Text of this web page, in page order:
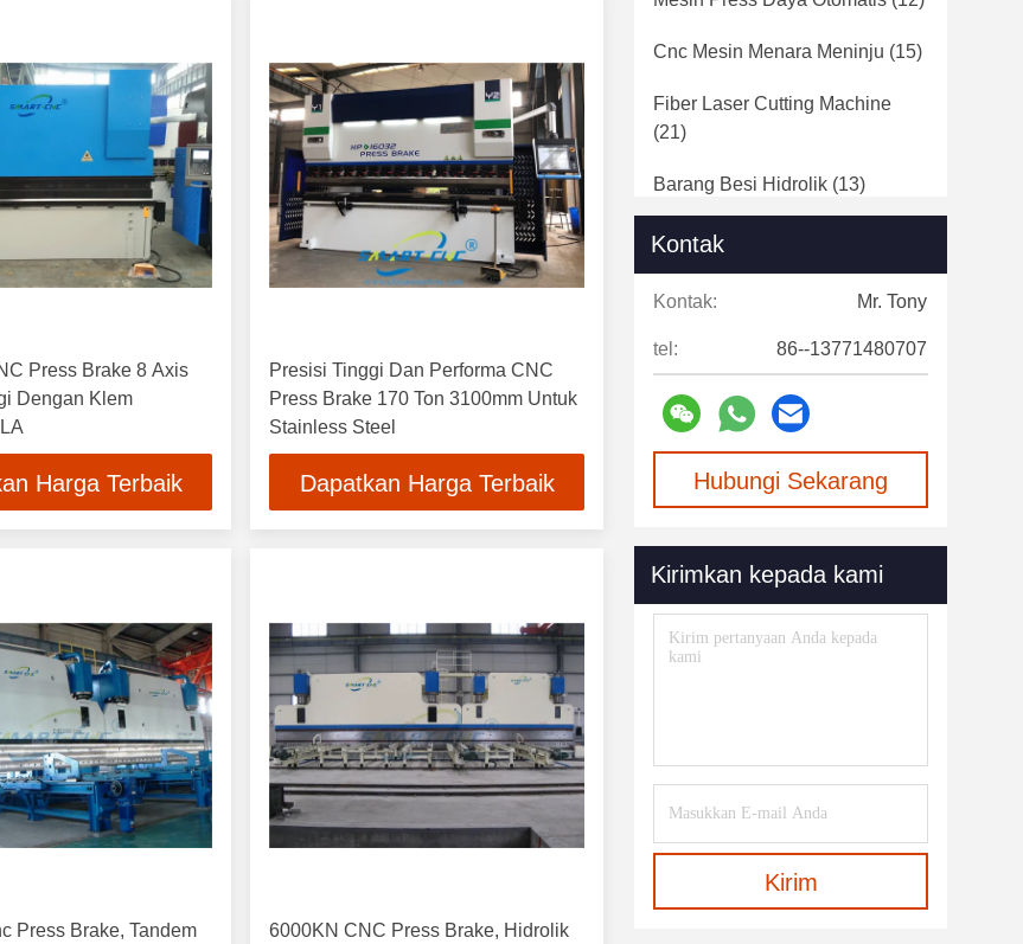
Press Brake 8 Axis
Dengan Klem
Harga Terbaik
Presisi Tinggi Dan Performa CNC
Press Brake 170 Ton 3100mm Untuk
Stainless Steel
Dapatkan Harga Terbaik
Press Brake, Tandem
6000KN CNC Press Brake, Hidrolik
Cnc Mesin Menara Meninju (15)
Fiber Laser Cutting Machine
(21)
Barang Besi Hidrolik (13)
Line Produksi Tiang Lampu
Tekan Alat Bending Rem (10)
Memotong Untuk Panjang Garis
(10)
Mesin Las Laser Fiber(10)
Mesin Leveling Plat(10)
Kontak
Kontak: Mr. Tony
tel: 86--13771480707
Hubungi Sekarang
Kirimkan kepada kami
Kirim